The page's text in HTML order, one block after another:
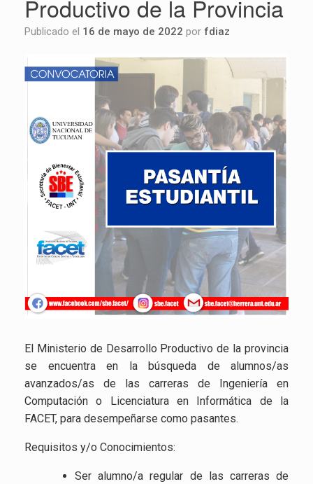
Productivo de la Provincia
Publicado el 16 de mayo de 2022 por fdiaz
El Ministerio de Desarrollo Productivo de la provincia
se encuentra en la búsqueda de alumnos/as
avanzados/as de las carreras de Ingeniería en
Computación o Licenciatura en Informática de la
FACET, para desempeñarse como pasantes.
Requisitos y/o Conocimientos:
Ser alumno/a regular de las carreras de